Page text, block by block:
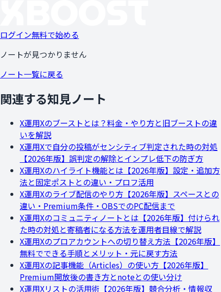
ログイン無料で始める
ノートが見つかりません
ノート一覧に戻る
関連する知見ノート
X運用Xのブーストとは？料金・やり方と旧ブーストの違
いを解説
X運用Xで自分の投稿がセンシティブ判定された時の対処
【2026年版】誤判定の解除とインプレ低下の防ぎ方
X運用Xのハイライト機能とは【2026年版】設定・追加方
法と固定ポストとの違い・プロフ活用
X運用Xのライブ配信のやり方【2026年版】スペースとの
違い・Premium条件・OBSでのPC配信まで
X運用Xのコミュニティノートとは【2026年版】付けられ
た時の対処と寄稿者になる方法を運用者目線で解説
X運用Xのプロアカウントへの切り替え方法【2026年版】
無料でできる手順とメリット・元に戻す方法
X運用Xの記事機能（Articles）の使い方【2026年版】
Premium開放後の書き方とnoteとの使い分け
X運用Xリストの活用術【2026年版】競合分析・情報収